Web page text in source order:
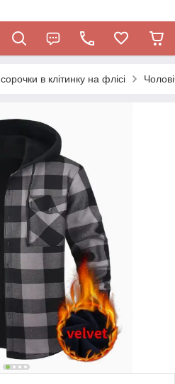
сорочки в клітинку на флісі